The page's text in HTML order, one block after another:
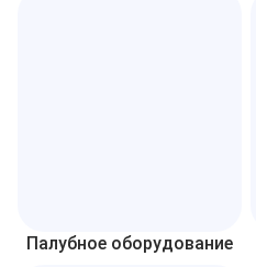
Палубное оборудование